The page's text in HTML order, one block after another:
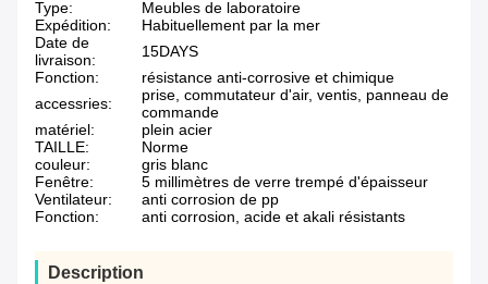
Type:
Meubles de laboratoire
Expédition:
Habituellement par la mer
Date de
livraison:
15DAYS
Fonction:
résistance anti-corrosive et chimique
accessries:
prise, commutateur d'air, ventis, panneau de
commande
matériel:
plein acier
TAILLE:
Norme
couleur:
gris blanc
Fenêtre:
5 millimètres de verre trempé d'épaisseur
Ventilateur:
anti corrosion de pp
Fonction:
anti corrosion, acide et akali résistants
Description